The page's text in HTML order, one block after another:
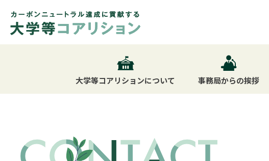
大学等コアリションについて 事務局からの挨拶